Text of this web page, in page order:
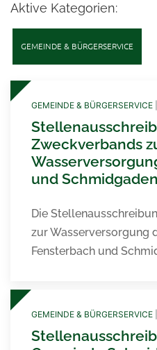
Aktive Kategorien:
GEMEINDE & BÜRGERSERVICE
GEMEINDE & BÜRGERSERVICE
Zweckverbands
und Schmidgaden
Die
zur Wasserversorgung
Fensterbach und
GEMEINDE & BÜRGERSERVICE